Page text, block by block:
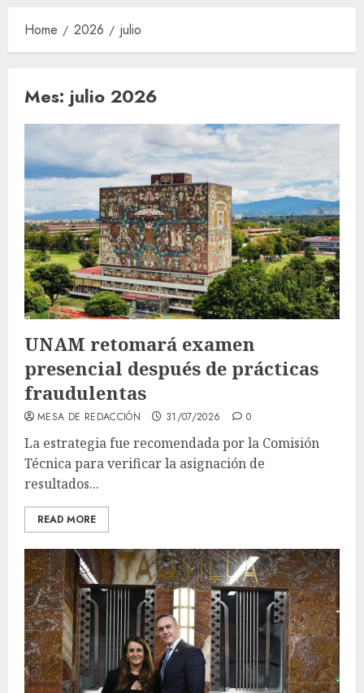
Home 2026 julio
Mes: julio 2026
UNAM retomará examen
presencial después de prácticas
fraudulentas
MESA DE REDACCIÓN 31/07/2026 0
La estrategia fue recomendada por la Comisión
Técnica para verificar la asignación de
resultados...
READ MORE